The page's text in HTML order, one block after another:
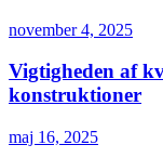
november 4, 2025
Vigtigheden af
konstruktioner
maj 16, 2025